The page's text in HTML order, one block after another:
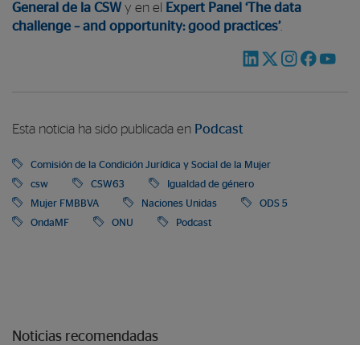
General de la CSW y en el
Expert Panel ‘The data
challenge – and opportunity: good practices’.
Esta noticia ha sido publicada en Podcast
Comisión de la Condición Jurídica y Social de la Mujer
csw
CSW63
Igualdad de género
Mujer FMBBVA
Naciones Unidas
ODS 5
OndaMF
ONU Podcast
Noticias recomendadas